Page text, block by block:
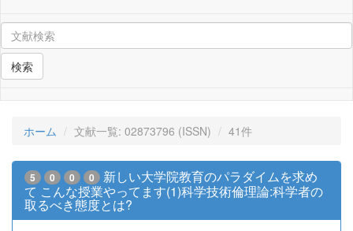
検索
ホーム 文献一覧: 02873796 (ISSN) 41件
5 0 0 0
新しい大学院教育のパラダイムを求め
て こんな授業やってます(1)科学技術倫理論:科学者の
取るべき態度とは?